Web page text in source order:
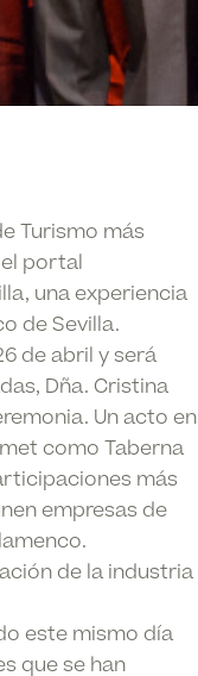
Turismo más
portal
una experiencia
de Sevilla.
de abril y será
Dña. Cristina
Un acto en
como Taberna
más
empresas de
de la industria
este mismo día
que se han